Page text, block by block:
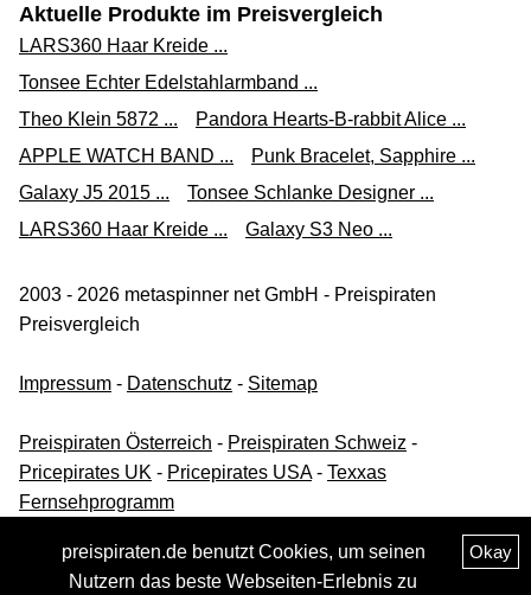
Aktuelle Produkte im Preisvergleich
LARS360 Haar Kreide ...
Tonsee Echter Edelstahlarmband ...
Theo Klein 5872 ...
Pandora Hearts-B-rabbit Alice ...
APPLE WATCH BAND ...
Punk Bracelet, Sapphire ...
Galaxy J5 2015 ...
Tonsee Schlanke Designer ...
LARS360 Haar Kreide ...
Galaxy S3 Neo ...
2003 - 2026 metaspinner net GmbH - Preispiraten
Preisvergleich
Impressum - Datenschutz - Sitemap
Preispiraten Österreich - Preispiraten Schweiz -
Pricepirates UK - Pricepirates USA- Texxas
Fernsehprogramm
Okay
preispiraten.de benutzt Cookies, um seinen
Nutzern das beste Webseiten-Erlebnis zu